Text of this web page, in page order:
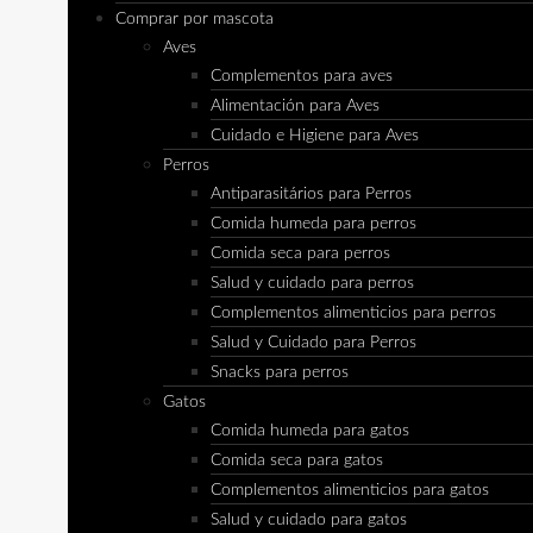
Comprar por mascota
Aves
Complementos para aves
Alimentación para Aves
Cuidado e Higiene para Aves
Perros
Antiparasitários para Perros
Comida humeda para perros
Comida seca para perros
Salud y cuidado para perros
Complementos alimenticios para perros
Salud y Cuidado para Perros
Snacks para perros
Gatos
Comida humeda para gatos
Comida seca para gatos
Complementos alimenticios para gatos
Salud y cuidado para gatos